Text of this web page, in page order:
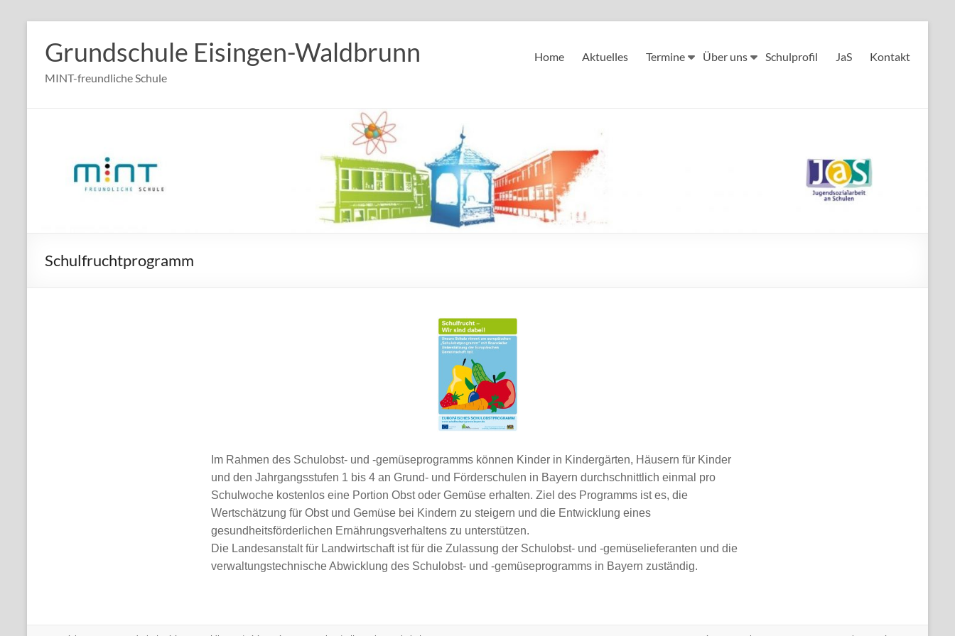
Inhalt
springen
Grundschule Eisingen-Waldbrunn
MINT-freundliche Schule
Home Aktuelles Termine Über uns Schulprofil JaS Kontakt
Schulfruchtprogramm
Im Rahmen des Schulobst- und -gemüseprogramms können Kinder in Kindergärten, Häusern für Kinder
und den Jahrgangsstufen 1 bis 4 an Grund- und Förderschulen in Bayern durchschnittlich einmal pro
Schulwoche kostenlos eine Portion Obst oder Gemüse erhalten. Ziel des Programms ist es, die
Wertschätzung für Obst und Gemüse bei Kindern zu steigern und die Entwicklung eines
gesundheitsförderlichen Ernährungsverhaltens zu unterstützen.
Die Landesanstalt für Landwirtschaft ist für die Zulassung der Schulobst- und -gemüselieferanten und die
verwaltungstechnische Abwicklung des Schulobst- und -gemüseprogramms in Bayern zuständig.